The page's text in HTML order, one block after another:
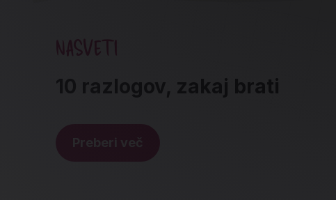
NASVETI
10 razlogov, zakaj brati
Preberi več